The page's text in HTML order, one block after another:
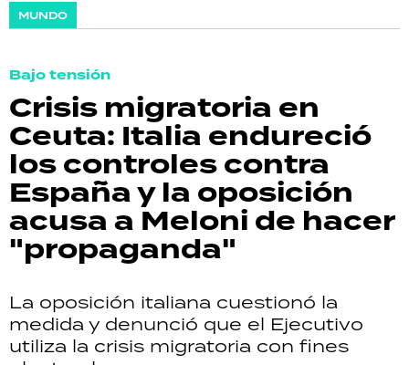
MUNDO
Bajo tensión
Crisis migratoria en
Ceuta: Italia endureció
los controles contra
España y la oposición
acusa a Meloni de hacer
"propaganda"
La oposición italiana cuestionó la
medida y denunció que el Ejecutivo
utiliza la crisis migratoria con fines